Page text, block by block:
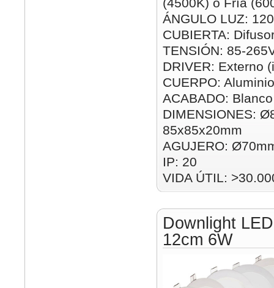
ÁNGULO LUZ:
CUBIERTA:
TENSIÓN: 85-
DRIVER: Externo
CUERPO: Aluminio
ACABADO: Blanco
DIMENSIONES:
85x85x20mm
AGUJERO:
IP: 20
VIDA ÚTIL:
Downlight
12cm 6W